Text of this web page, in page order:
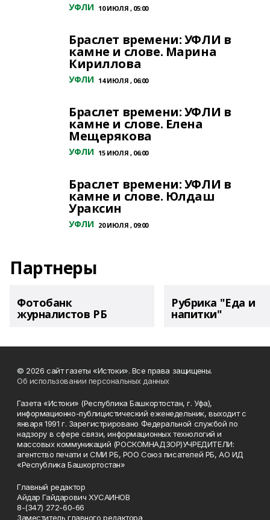
УФЛИ 10 ИЮЛЯ , 05:00
Браслет времени: УФЛИ в
камне и слове. Марина
Кириллова
УФЛИ 14 ИЮЛЯ , 06:00
Браслет времени: УФЛИ в
камне и слове. Елена
Мещерякова
УФЛИ 15 ИЮЛЯ , 06:00
Браслет времени: УФЛИ в
камне и слове. Юлдаш
Ураксин
УФЛИ 20 ИЮЛЯ , 09:00
Партнеры
Фотобанк
журналистов РБ
Рубрика "Еда и
напитки"
© 2026 сайт газеты «Истоки». Все права защищены.
Об использовании персональных данных
Газета «Истоки» (Республика Башкортостан, г. Уфа),
информационно-публицистический еженедельник, выходит с
января 1991 г. Зарегистрировано Федеральной службой по
надзору в сфере связи, информационных технологий и
массовых коммуникаций (РОСКОМНАДЗОР)УЧРЕДИТЕЛИ:
агентство печати и СМИ РБ, РОО Союз писателей РБ, АО ИД
«Республика Башкортостан»
Главный редактор
Айдар Гайдарович ХУСАИНОВ
8-(347) 272-60-66
Заместитель главного редактора